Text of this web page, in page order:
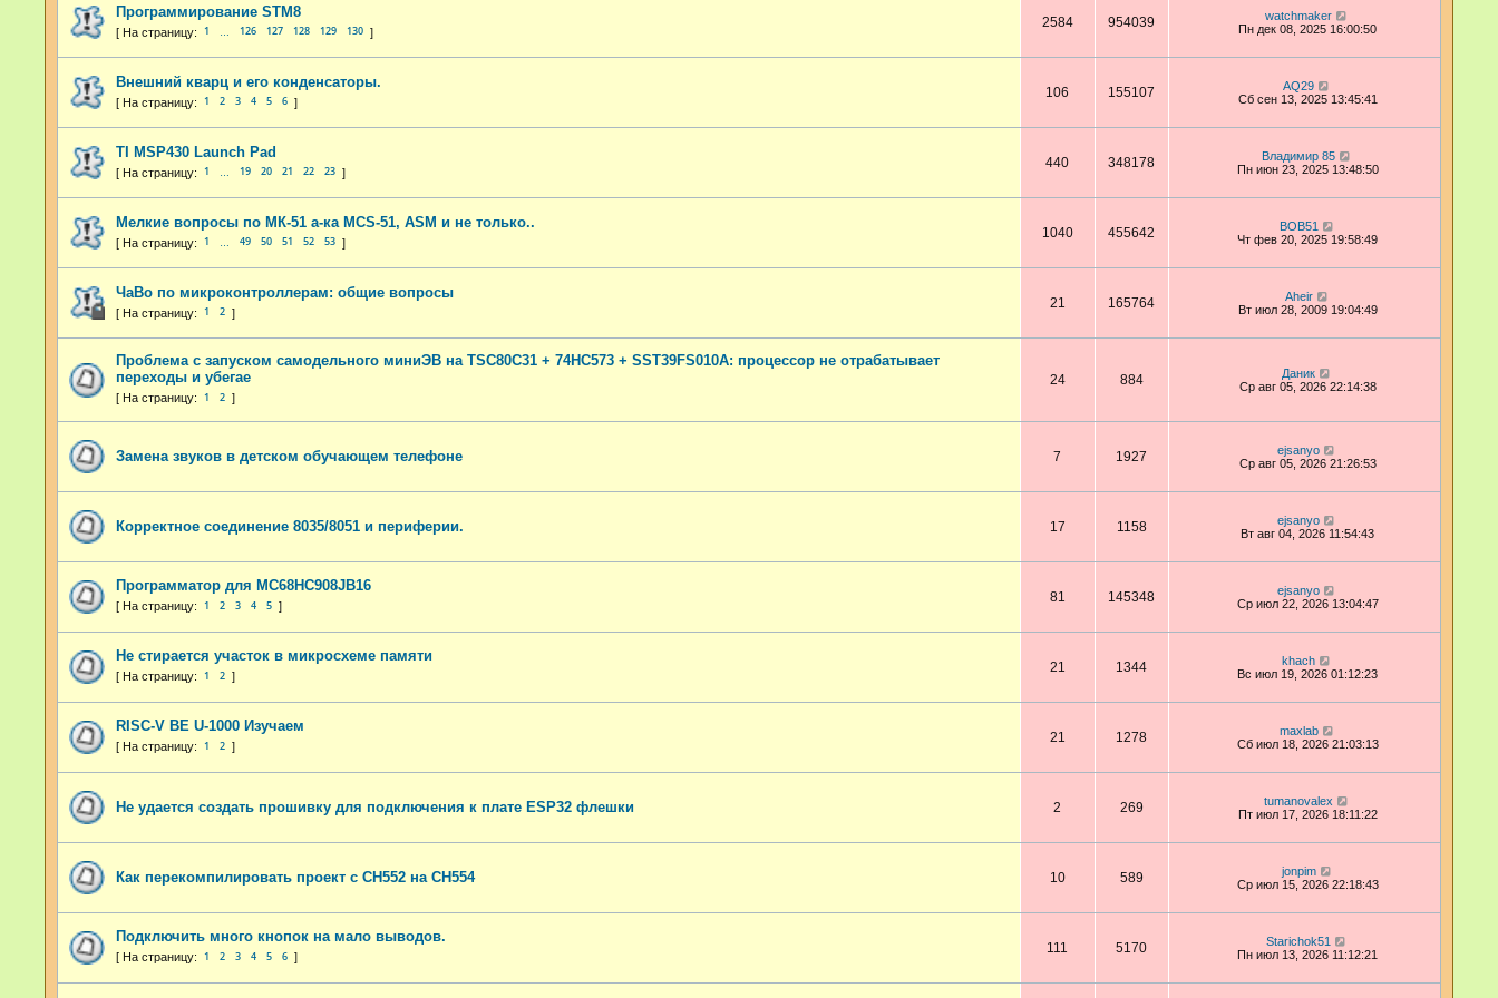
Программирование STM8
1 126 127 128 129 130
2584 954039
watchmaker
Пн дек 08, 2025 16:00:50
Внешний кварц и его конденсаторы.
1 2 3 4 5 6
106 155107
AQ29
Сб сен 13, 2025 13:45:41
TI MSP430 Launch Pad
1 19 20 21 22 23
440 348178
Владимир 85
Пн июн 23, 2025 13:48:50
Мелкие вопросы по МК-51 а-ка MCS-51, ASM и не только..
1 49 50 51 52 53
1040 455642
BOB51
Чт фев 20, 2025 19:58:49
ЧаВо по микроконтроллерам: общие вопросы
1 2
21 165764
Aheir
Вт июл 28, 2009 19:04:49
Проблема с запуском самодельного миниЭВ на TSC80C31 + 74HC573 + SST39FS010A: процессор не отрабатывает
переходы и убегае
1 2
24 884
Даник
Ср авг 05, 2026 22:14:38
Замена звуков в детском обучающем телефоне 7 1927
ejsanyo
Ср авг 05, 2026 21:26:53
Корректное соединение 8035/8051 и периферии. 17 1158
ejsanyo
Вт авг 04, 2026 11:54:43
Программатор для MC68HC908JB16
1 2 3 4 5
81 145348
ejsanyo
Ср июл 22, 2026 13:04:47
Не стирается участок в микросхеме памяти
1 2
21 1344
khach
Вс июл 19, 2026 01:12:23
RISC-V BE U-1000 Изучаем
1 2
21 1278
maxlab
Сб июл 18, 2026 21:03:13
Не удается создать прошивку для подключения к плате ESP32 флешки 2 269
tumanovalex
Пт июл 17, 2026 18:11:22
Как перекомпилировать проект с CH552 на CH554 10 589
jonpim
Ср июл 15, 2026 22:18:43
Подключить много кнопок на мало выводов.
1 2 3 4 5 6
111 5170
Starichok51
Пн июл 13, 2026 11:12:21